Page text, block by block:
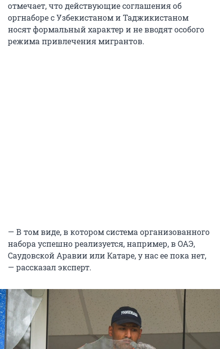
отмечает, что действующие соглашения об
оргнаборе с Узбекистаном и Таджикистаном
носят формальный характер и не вводят особого
режима привлечения мигрантов.
— В том виде, в котором система организованного
набора успешно реализуется, например, в ОАЭ,
Саудовской Аравии или Катаре, у нас ее пока нет,
— рассказал эксперт.